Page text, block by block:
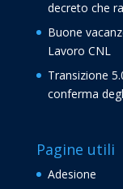
decreto che
Buone
Lavoro CNL
Transizione
conferma
Pagine utili
Adesione